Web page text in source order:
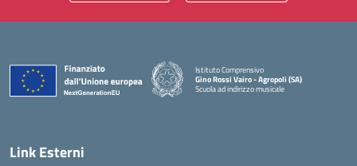
Istituto Comprensivo
Gino Rossi Vairo - Agropoli (SA)
Scuola ad indirizzo musicale
Link Esterni